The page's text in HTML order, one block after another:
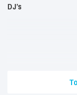
DJ’s